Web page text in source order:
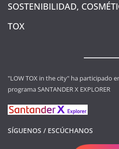
SOSTENIBILIDAD,
TOX
"LOW TOX in the city" ha participado
programa SANTANDER X EXPLORER
SÍGUENOS / ESCÚCHANOS